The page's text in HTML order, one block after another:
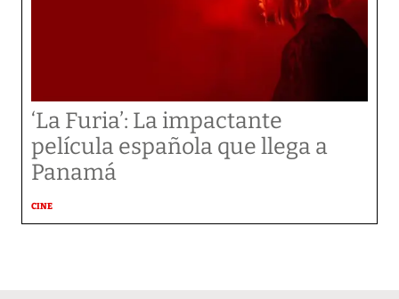
‘La Furia’: La impactante
película española que llega a
Panamá
CINE